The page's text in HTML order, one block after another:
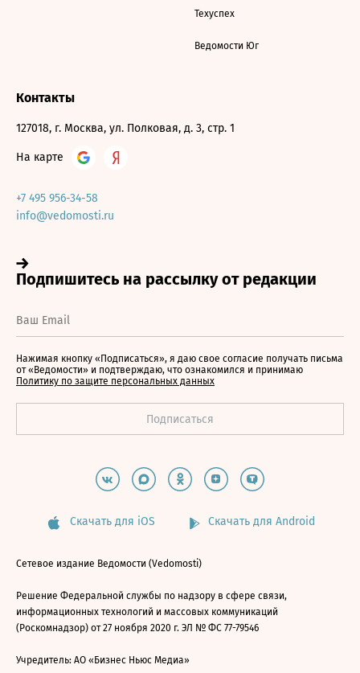
Техуспех
Ведомости Юг
Контакты
127018, г. Москва, ул. Полковая, д. 3, стр. 1
На карте
+7 495 956-34-58
info@vedomosti.ru
Нажимая кнопку «Подписаться», я даю свое согласие получать письма
от «Ведомости» и подтверждаю, что ознакомился и принимаю
Политику по защите персональных данных
Скачать для iOS Скачать для Android
Сетевое издание Ведомости (Vedomosti)
Решение Федеральной службы по надзору в сфере связи,
информационных технологий и массовых коммуникаций
(Роскомнадзор) от 27 ноября 2020 г. ЭЛ № ФС 77-79546
Учредитель: АО «Бизнес Ньюс Медиа»